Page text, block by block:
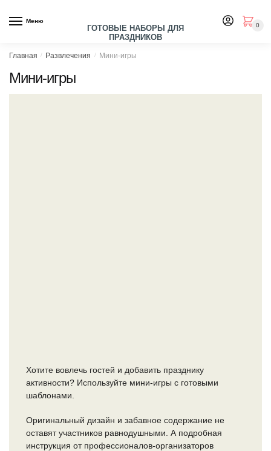
Меню
ГОТОВЫЕ НАБОРЫ ДЛЯ
ПРАЗДНИКОВ
0
Главная / Развлечения / Мини-игры
Мини-игры
Хотите вовлечь гостей и добавить празднику
активности? Используйте мини-игры с готовыми
шаблонами.
Оригинальный дизайн и забавное содержание не
оставят участников равнодушными. А подробная
инструкция от профессионалов-организаторов